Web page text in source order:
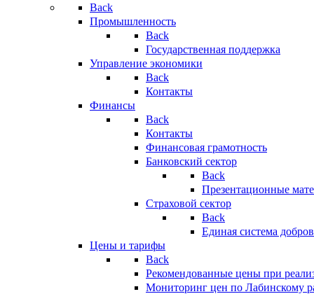
Back
Промышленность
Back
Государственная поддержка
Управление экономики
Back
Контакты
Финансы
Back
Контакты
Финансовая грамотность
Банковский сектор
Back
Презентационные
Страховой сектор
Back
Единая система
Цены и тарифы
Back
Рекомендованные цены при
Мониторинг цен по Лабинскому